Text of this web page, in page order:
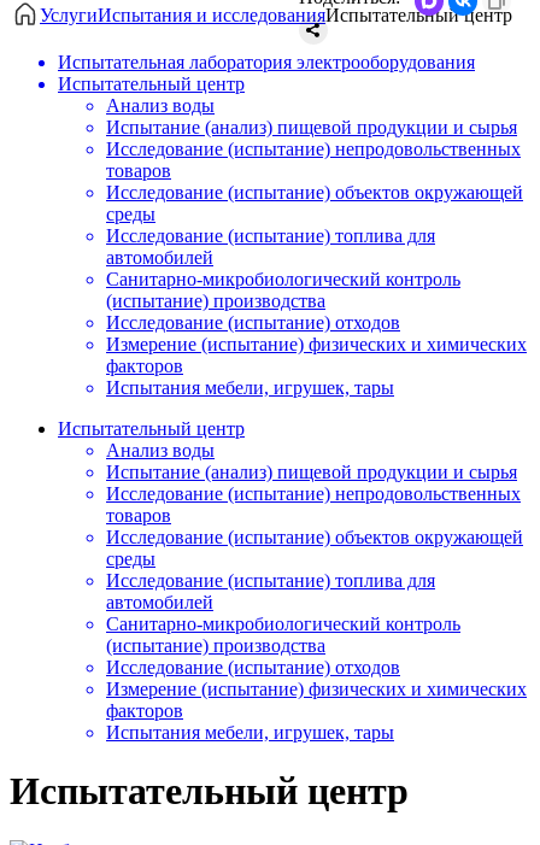
УслугиИспытания и исследованияИспытательный центр
Испытательная лаборатория электрооборудования
Испытательный центр
Анализ воды
Испытание (анализ) пищевой продукции и сырья
Исследование (испытание) непродовольственных
товаров
Исследование (испытание) объектов окружающей
среды
Исследование (испытание) топлива для
автомобилей
Санитарно-микробиологический контроль
(испытание) производства
Исследование (испытание) отходов
Измерение (испытание) физических и химических
факторов
Испытания мебели, игрушек, тары
Испытательный центр
Анализ воды
Испытание (анализ) пищевой продукции и сырья
Исследование (испытание) непродовольственных
товаров
Исследование (испытание) объектов окружающей
среды
Исследование (испытание) топлива для
автомобилей
Санитарно-микробиологический контроль
(испытание) производства
Исследование (испытание) отходов
Измерение (испытание) физических и химических
факторов
Испытания мебели, игрушек, тары
Испытательный центр